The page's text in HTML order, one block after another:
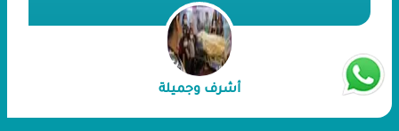
بداية الطبي. السيد أشرف و السيد جميلة
رزقهما الله بثلاثة أطفال بصحة جيدة بعد
معاناة طويلة من عوائق نفسية وآلام
أشرف وجميلة